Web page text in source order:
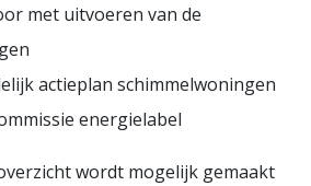
met uitvoeren van de
actieplan schimmelwoningen
energielabel
wordt mogelijk gemaakt